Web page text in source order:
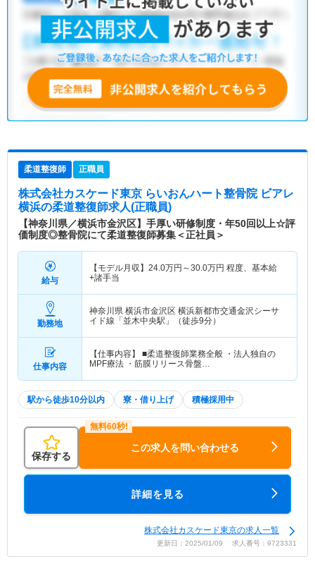
柔道整復師 正職員
株式会社カスケード東京 らいおんハート整骨院 ビアレ
横浜の柔道整復師求人(正職員)
【神奈川県／横浜市金沢区】手厚い研修制度・年50回以上☆評
価制度◎整骨院にて柔道整復師募集＜正社員＞
給与
【モデル月収】 24.0万円～30.0万円 程度、基本給
+諸手当
勤務地
神奈川県 横浜市金沢区 横浜新都市交通金沢シーサ
イド線「並木中央駅」（徒歩9分）
仕事内容
【仕事内容】 ■柔道整復師業務全般 ・法人独自の
MPF療法 ・筋膜リリース骨盤…
駅から徒歩10分以内 寮・借り上げ 積極採用中
保存する
この求人を問い合わせる
詳細を見る
株式会社カスケード東京の求人一覧
更新日：2025/01/09 求人番号：9723331